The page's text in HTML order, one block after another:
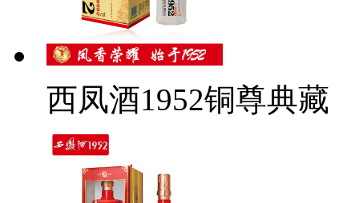
西凤酒1952铜尊典藏